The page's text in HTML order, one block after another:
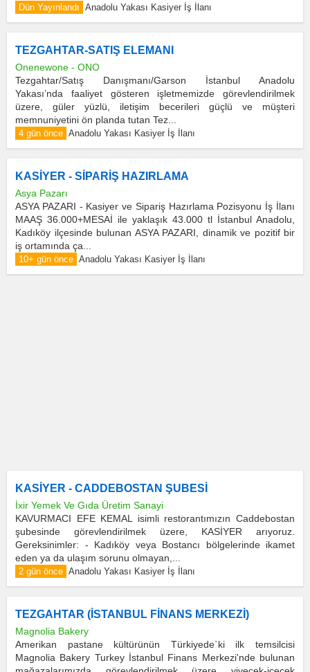
Dün Yayınlandı Anadolu Yakası Kasiyer İş İlanı
TEZGAHTAR-SATIŞ ELEMANI
Onenewone - ONO
Tezgahtar/Satış Danışmanı/Garson İstanbul Anadolu
Yakası’nda faaliyet gösteren işletmemizde görevlendirilmek
üzere, güler yüzlü, iletişim becerileri güçlü ve müşteri
memnuniyetini ön planda tutan Tez...
4 gün önce Anadolu Yakası Kasiyer İş İlanı
KASİYER - SİPARİŞ HAZIRLAMA
Asya Pazarı
ASYA PAZARI - Kasiyer ve Sipariş Hazırlama Pozisyonu İş İlanı
MAAŞ 36.000+MESAİ ile yaklaşık 43.000 tl İstanbul Anadolu,
Kadıköy ilçesinde bulunan ASYA PAZARI, dinamik ve pozitif bir
iş ortamında ça...
10+ gün önce Anadolu Yakası Kasiyer İş İlanı
KASİYER - CADDEBOSTAN ŞUBESİ
İxir Yemek Ve Gıda Üretim Sanayi
KAVURMACI EFE KEMAL isimli restorantımızın Caddebostan
şubesinde görevlendirilmek üzere, KASİYER arıyoruz.
Gereksinimler: - Kadıköy veya Bostancı bölgelerinde ikamet
eden ya da ulaşım sorunu olmayan,...
2 gün önce Anadolu Yakası Kasiyer İş İlanı
TEZGAHTAR (İSTANBUL FİNANS MERKEZİ)
Magnolia Bakery
Amerikan pastane kültürünün Türkiyede`ki ilk temsilcisi
Magnolia Bakery Turkey İstanbul Finans Merkezi'nde bulunan